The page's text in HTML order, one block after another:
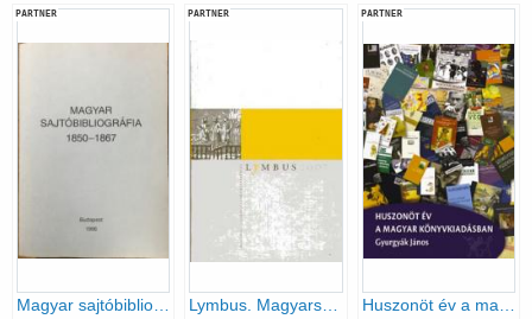
PARTNER
Magyar sajtóbibliográfia 1850-1867
PARTNER
Lymbus. Magyarságtudományi forrásközlemények 2007
PARTNER
Huszonöt év a magyar könyvkiadásban